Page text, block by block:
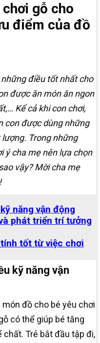
gỗ cho
điểm của đồ
điều tốt nhất cho
được ăn món ăn ngon
Kể cả khi con chơi,
con được dùng những
Trong những
ý cha mẹ nên lựa chọn
vậy? Mời cha mẹ
năng vận động
phát triển trí tưởng
tốt từ việc chơi
kỹ năng vận
đồ cho bé yêu chơi
có thể giúp bé tăng
chất. Trẻ bắt đầu tập đi,